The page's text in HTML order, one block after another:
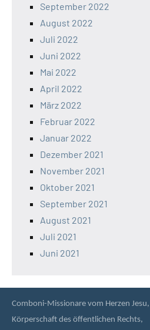
September 2022
August 2022
Juli 2022
Juni 2022
Mai 2022
April 2022
März 2022
Februar 2022
Januar 2022
Dezember 2021
November 2021
Oktober 2021
September 2021
August 2021
Juli 2021
Juni 2021
Comboni-Missionare vom Herzen Jesu,
Körperschaft des öffentlichen Rechts,